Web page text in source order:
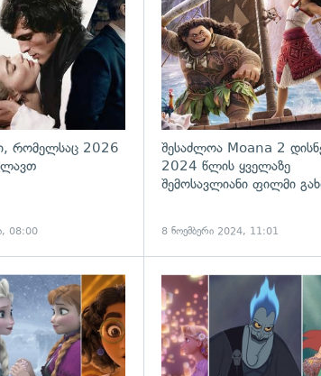
რომელსაც 2026
08:00
შესაძლოა Moana 2
2024 წლის ყველაზე
შემოსავლიანი ფილმი
8 ნოემბერი 2024, 11:01